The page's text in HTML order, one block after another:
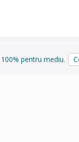
pentru mediu.